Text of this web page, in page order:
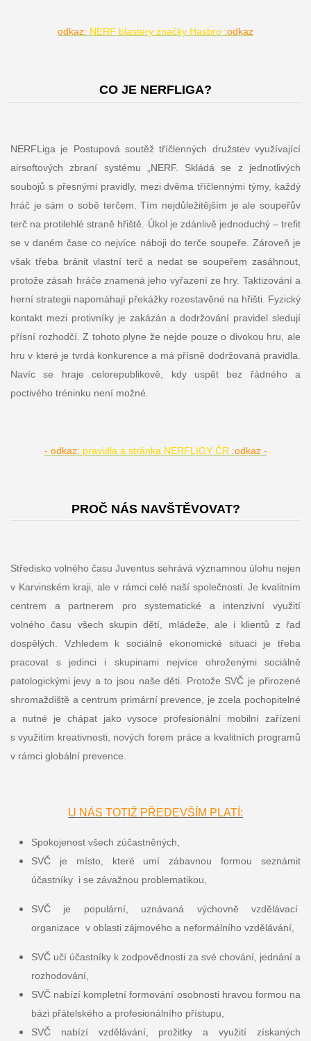
odkaz: NERF blastery značky Hasbro :odkaz
CO JE NERFLIGA?
NERFLiga je Postupová soutěž tříčlenných družstev využívající
airsoftových zbraní systému „NERF. Skládá se z jednotlivých
soubojů s přesnými pravidly, mezi dvěma tříčlennými týmy, každý
hráč je sám o sobě terčem. Tím nejdůležitějším je ale soupeřův
terč na protilehlé straně hřiště. Úkol je zdánlivě jednoduchý – trefit
se v daném čase co nejvíce náboji do terče soupeře. Zároveň je
však třeba bránit vlastní terč a nedat se soupeřem zasáhnout,
protože zásah hráče znamená jeho vyřazení ze hry. Taktizování a
herní strategii napomáhají překážky rozestavěné na hřišti. Fyzický
kontakt mezi protivníky je zakázán a dodržování pravidel sledují
přísní rozhodčí. Z tohoto plyne že nejde pouze o divokou hru, ale
hru v které je tvrdá konkurence a má přísně dodržovaná pravidla.
Navíc se hraje celorepublikově, kdy uspět bez řádného a
poctivého tréninku není možné.
- odkaz: pravidla a stránka NERFLIGY ČR :odkaz -
PROČ NÁS NAVŠTĚVOVAT?
Středisko volného času Juventus sehrává významnou úlohu nejen
v Karvinském kraji, ale v rámci celé naší společnosti. Je kvalitním
centrem a partnerem pro systematické a intenzivní využití
volného času všech skupin dětí, mládeže, ale i klientů z řad
dospělých. Vzhledem k sociálně ekonomické situaci je třeba
pracovat s jedinci i skupinami nejvíce ohroženými sociálně
patologickými jevy a to jsou naše děti. Protože SVČ je přirozené
shromaždiště a centrum primární prevence, je zcela pochopitelné
a nutné je chápat jako vysoce profesionální mobilní zařízení
s využitím kreativnosti, nových forem práce a kvalitních programů
v rámci globální prevence.
U NÁS TOTIŽ PŘEDEVŠÍM PLATÍ:
Spokojenost všech zúčastněných,
SVČ je místo, které umí zábavnou formou seznámit
účastníky i se závažnou problematikou,
SVČ je populární, uznávaná výchovně vzdělávací
organizace v oblasti zájmového a neformálního vzdělávání,
SVČ učí účastníky k zodpovědnosti za své chování, jednání a
rozhodování,
SVČ nabízí kompletní formování osobnosti hravou formou na
bázi přátelského a profesionálního přístupu,
SVČ nabízí vzdělávání, prožitky a využití získaných